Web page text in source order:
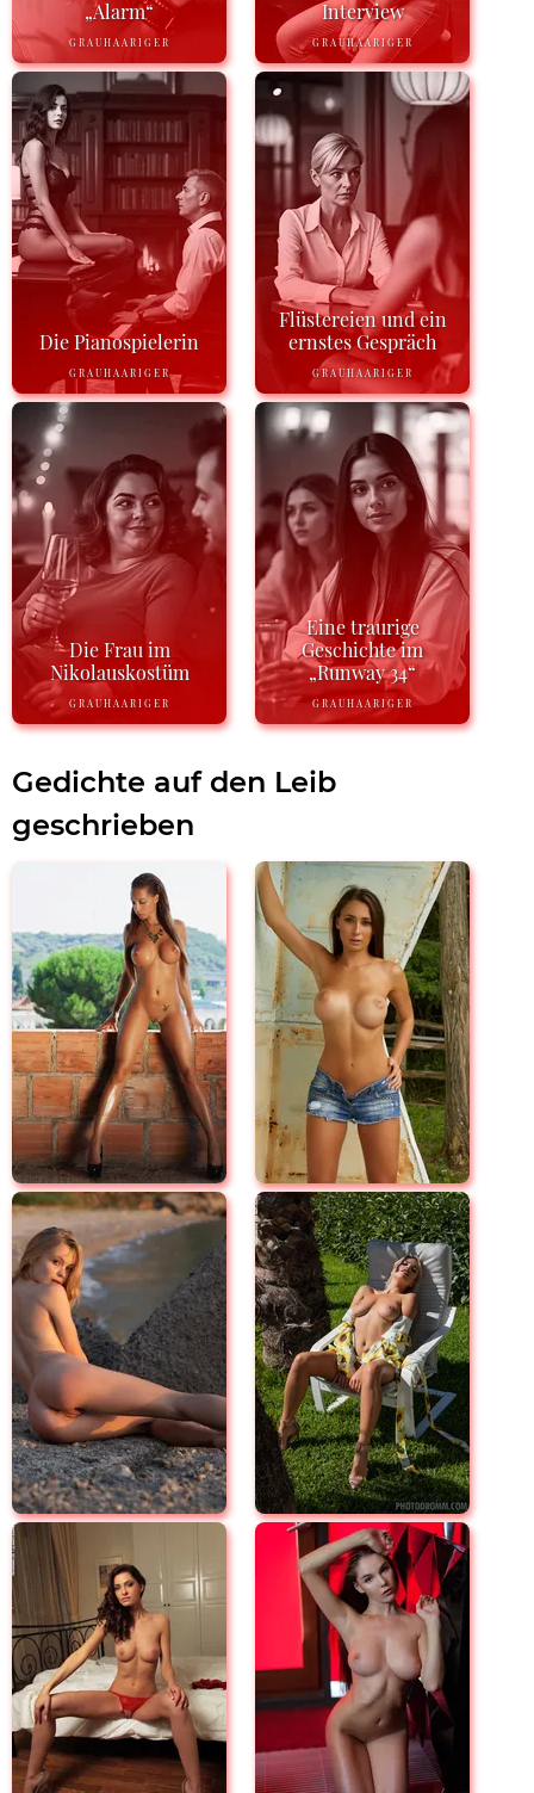
„Alarm“
GRAUHAARIGER
Interview
GRAUHAARIGER
Die Pianospielerin
GRAUHAARIGER
Flüstereien und ein
ernstes Gespräch
GRAUHAARIGER
Die Frau im
Nikolauskostüm
GRAUHAARIGER
Eine traurige
Geschichte im
„Runway 34“
GRAUHAARIGER
Gedichte auf den Leib
geschrieben